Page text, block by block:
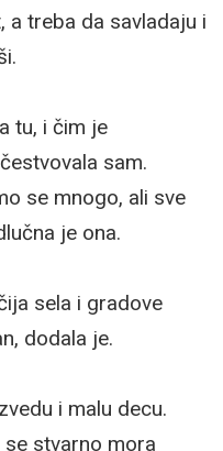
a treba da savladaju i
tu, i čim je
sam.
se mnogo, ali sve
je ona.
sela i gradove
dodala je.
i malu decu.
stvarno mora